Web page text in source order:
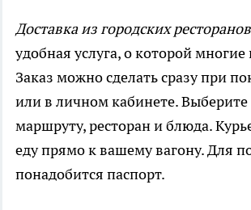
Доставка из городских
удобная услуга, о которой многие
Заказ можно сделать сразу при
или в личном кабинете.
маршруту, ресторан и блюда.
еду прямо к вашему вагону. Для
понадобится паспорт.